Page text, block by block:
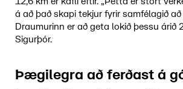
á að það skapi tekjur fyrir samfélagið
Draumurinn er að geta lokið þessu árið
Sigurþór.
Þægilegra að ferðast á